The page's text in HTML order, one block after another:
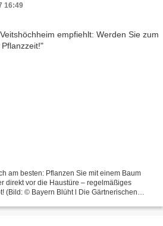
16:49
am besten: Pflanzen Sie mit einem Baum
direkt vor die Haustüre – regelmäßiges
(Bild: © Bayern Blüht l Die Gärtnerischen